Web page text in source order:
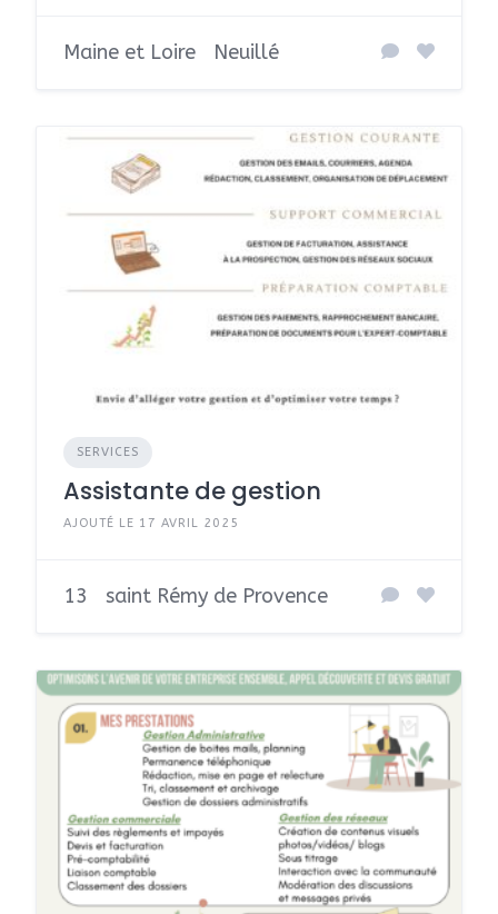
Maine et Loire Neuillé
SERVICES
Assistante de gestion
AJOUTÉ LE 17 AVRIL 2025
13 saint Rémy de Provence